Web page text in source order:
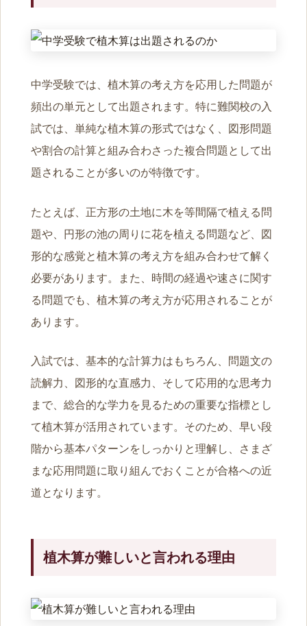
中学受験では、植木算の考え方を応用した問題が
頻出の単元として出題されます。特に難関校の入
試では、単純な植木算の形式ではなく、図形問題
や割合の計算と組み合わさった複合問題として出
題されることが多いのが特徴です。
たとえば、正方形の土地に木を等間隔で植える問
題や、円形の池の周りに花を植える問題など、図
形的な感覚と植木算の考え方を組み合わせて解く
必要があります。また、時間の経過や速さに関す
る問題でも、植木算の考え方が応用されることが
あります。
入試では、基本的な計算力はもちろん、問題文の
読解力、図形的な直感力、そして応用的な思考力
まで、総合的な学力を見るための重要な指標とし
て植木算が活用されています。そのため、早い段
階から基本パターンをしっかりと理解し、さまざ
まな応用問題に取り組んでおくことが合格への近
道となります。
植木算が難しいと言われる理由